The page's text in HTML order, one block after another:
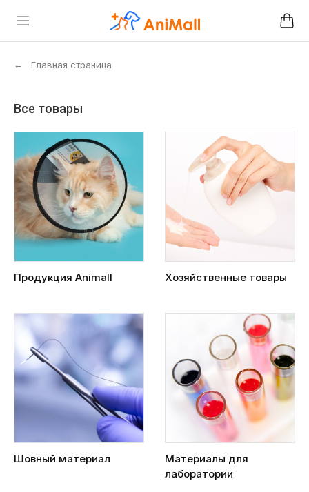
← Главная страница
Все товары
Продукция Animall Хозяйственные товары
Шовный материал
Материалы для
лаборатории